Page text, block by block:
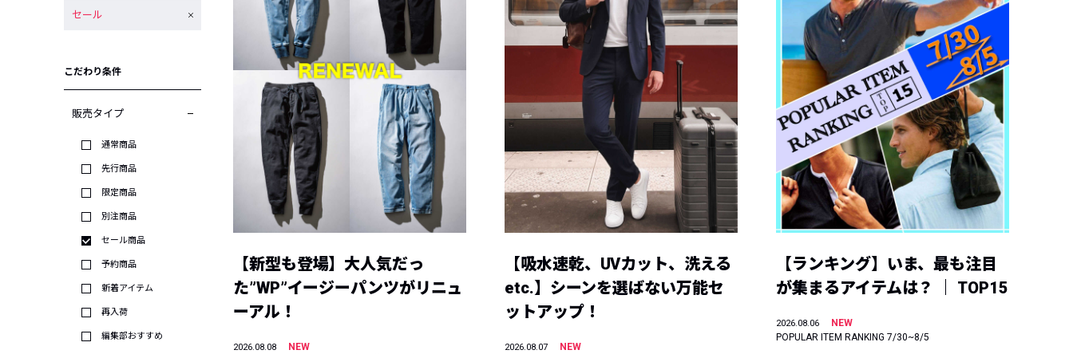
セール
こだわり条件
販売タイプ
通常商品
先行商品
限定商品
別注商品
セール商品
予約商品
新着アイテム
再入荷
編集部おすすめ
【新型も登場】大人気だっ
た”WP”イージーパンツがリニュ
ーアル！
2026.08.08
NEW
【吸水速乾、UVカット、洗える
etc.】シーンを選ばない万能セ
ットアップ！
2026.08.07
NEW
【ランキング】いま、最も注目
が集まるアイテムは？ ｜ TOP15
2026.08.06
NEW
POPULAR ITEM RANKING 7/30~8/5